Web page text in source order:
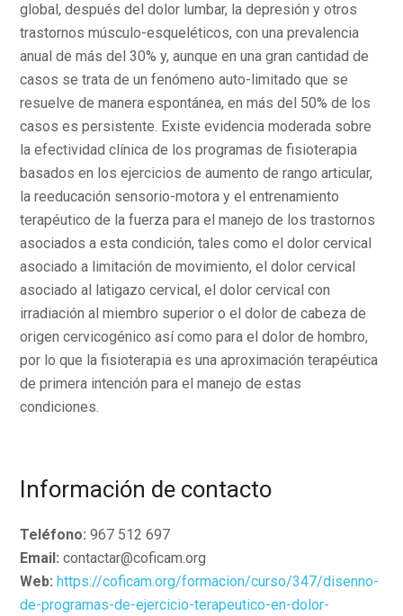
global, después del dolor lumbar, la depresión y otros
trastornos músculo-esqueléticos, con una prevalencia
anual de más del 30% y, aunque en una gran cantidad de
casos se trata de un fenómeno auto-limitado que se
resuelve de manera espontánea, en más del 50% de los
casos es persistente. Existe evidencia moderada sobre
la efectividad clínica de los programas de fisioterapia
basados en los ejercicios de aumento de rango articular,
la reeducación sensorio-motora y el entrenamiento
terapéutico de la fuerza para el manejo de los trastornos
asociados a esta condición, tales como el dolor cervical
asociado a limitación de movimiento, el dolor cervical
asociado al latigazo cervical, el dolor cervical con
irradiación al miembro superior o el dolor de cabeza de
origen cervicogénico así como para el dolor de hombro,
por lo que la fisioterapia es una aproximación terapéutica
de primera intención para el manejo de estas
condiciones.
Información de contacto
Teléfono: 967 512 697
Email: contactar@coficam.org
Web: https://coficam.org/formacion/curso/347/disenno-
de-programas-de-ejercicio-terapeutico-en-dolor-